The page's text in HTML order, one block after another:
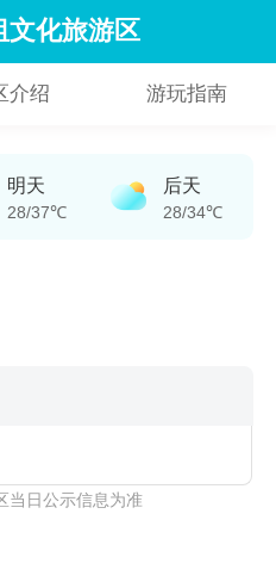
文化旅游区
介绍 游玩指南
明天
28/37℃
后天
28/34℃
当日公示信息为准